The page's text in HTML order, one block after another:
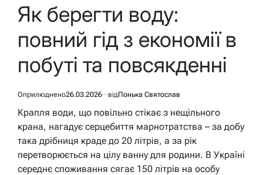
Як берегти воду:
повний гід з економії в
побуті та повсякденні
Оприлюднено26.03.2026 відПонька Святослав
Крапля води, що повільно стікає з нещільного
крана, нагадує серцебиття марнотратства – за добу
така дрібниця краде до 20 літрів, а за рік
перетворюється на цілу ванну для родини. В Україні
середнє споживання сягає 150 літрів на особу